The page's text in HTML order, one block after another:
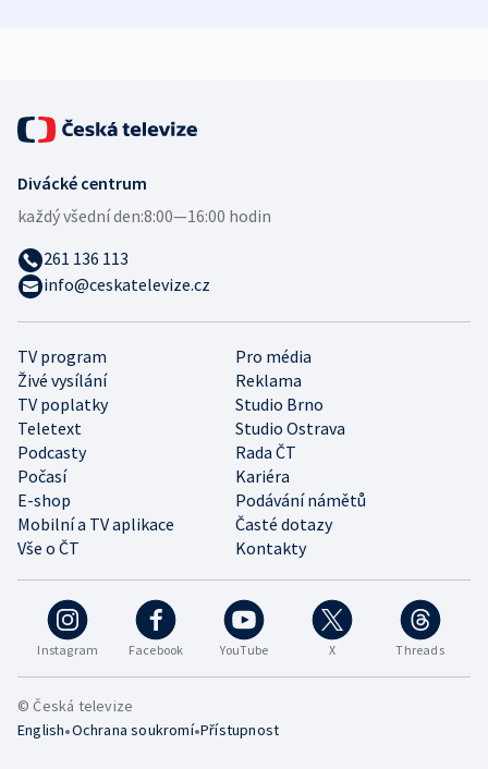
Instagram Facebook YouTube X Threads
TV program
Pro média
Živé vysílání
Reklama
TV poplatky
Studio Brno
Teletext
Studio Ostrava
Podcasty
Rada ČT
Počasí
Kariéra
E-shop
Podávání námětů
Mobilní a TV aplikace
Časté dotazy
Vše o ČT
Kontakty
Divácké centrum
každý všední den:8:00—16:00 hodin
261 136 113
info@ceskatelevize.cz
© Česká televize
English•Ochrana soukromí•Přístupnost